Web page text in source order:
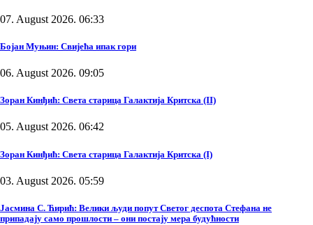
07. August 2026. 06:33
Бојан Муњин: Свијећа ипак гори
06. August 2026. 09:05
Зоран Кинђић: Света старица Галактија Критска (II)
05. August 2026. 06:42
Зоран Кинђић: Света старица Галактија Критска (I)
03. August 2026. 05:59
Јасмина С. Ћирић: Велики људи попут Светог деспота Стефана не
припадају само прошлости – они постају мера будућности